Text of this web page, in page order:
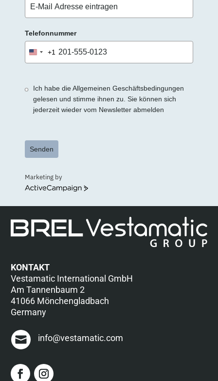
Telefonnummer
United
States
+1
Ich habe die Allgemeinen Geschäftsbedingungen
gelesen und stimme ihnen zu. Sie können sich
jederzeit wieder vom Newsletter abmelden
Senden
Marketing by
ActiveCampaign
KONTAKT
Vestamatic International GmbH
Am Tannenbaum 2
41066 Mönchengladbach
Germany
info@vestamatic.com